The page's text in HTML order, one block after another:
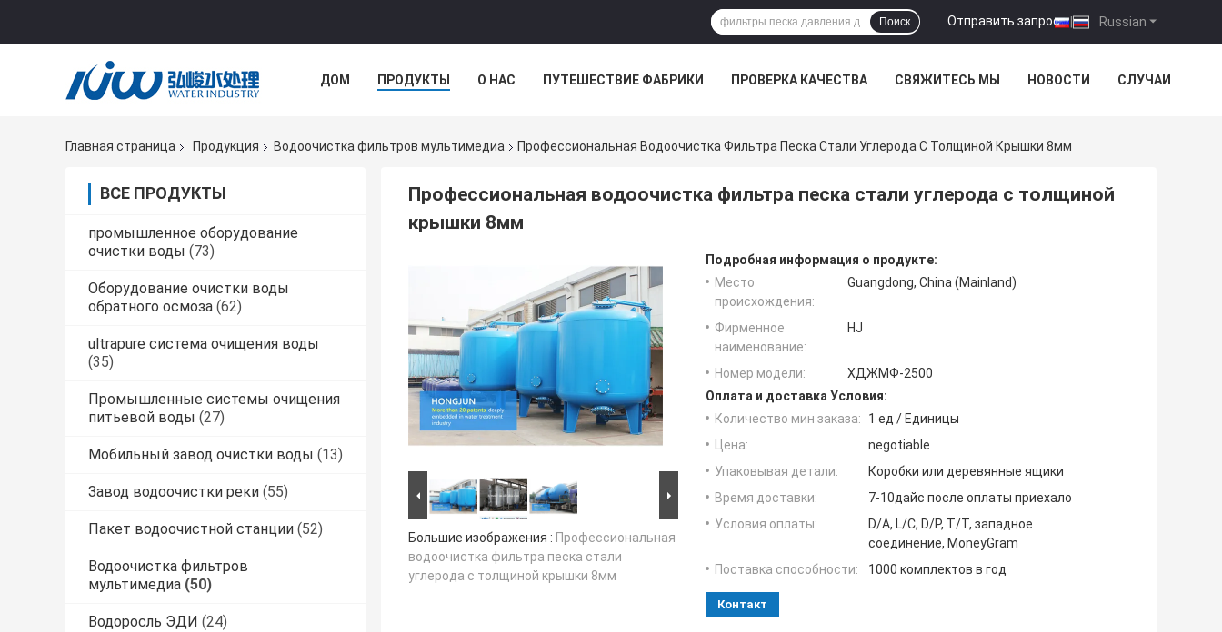
Russian
Отправить запрос |
Поиск
ДОМ ПРОДУКТЫ О НАС ПУТЕШЕСТВИЕ ФАБРИКИ ПРОВЕРКА КАЧЕСТВА СВЯЖИТЕСЬ МЫ НОВОСТИ СЛУЧАИ
Главная страница Продукция Водоочистка фильтров мультимедиа Профессиональная Водоочистка Фильтра Песка Стали Углерода С Толщиной Крышки 8мм
ВСЕ ПРОДУКТЫ
промышленное оборудование
очистки воды (73)
Оборудование очистки воды
обратного осмоза (62)
ultrapure система очищения воды
(35)
Промышленные системы очищения
питьевой воды (27)
Мобильный завод очистки воды (13)
Завод водоочистки реки (55)
Пакет водоочистной станции (52)
Водоочистка фильтров
мультимедиа (50)
Водоросль ЭДИ (24)
Профессиональная водоочистка фильтра песка стали углерода с толщиной
крышки 8мм
Большие изображения : Профессиональная
водоочистка фильтра песка стали
углерода с толщиной крышки 8мм
Подробная информация о продукте:
Место
происхождения:
Guangdong, China (Mainland)
Фирменное
наименование:
HJ
Номер модели:
ХДЖМФ-2500
Оплата и доставка Условия:
Количество мин заказа:
1 ед / Единицы
Цена:
negotiable
Упаковывая детали:
Коробки или деревянные ящики
Время доставки:
7-10дайс после оплаты приехало
Условия оплаты:
D/A, L/C, D/P, T/T, западное
соединение, MoneyGram
Поставка способности:
1000 комплектов в год
Контакт